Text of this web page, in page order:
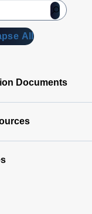
All
Documents